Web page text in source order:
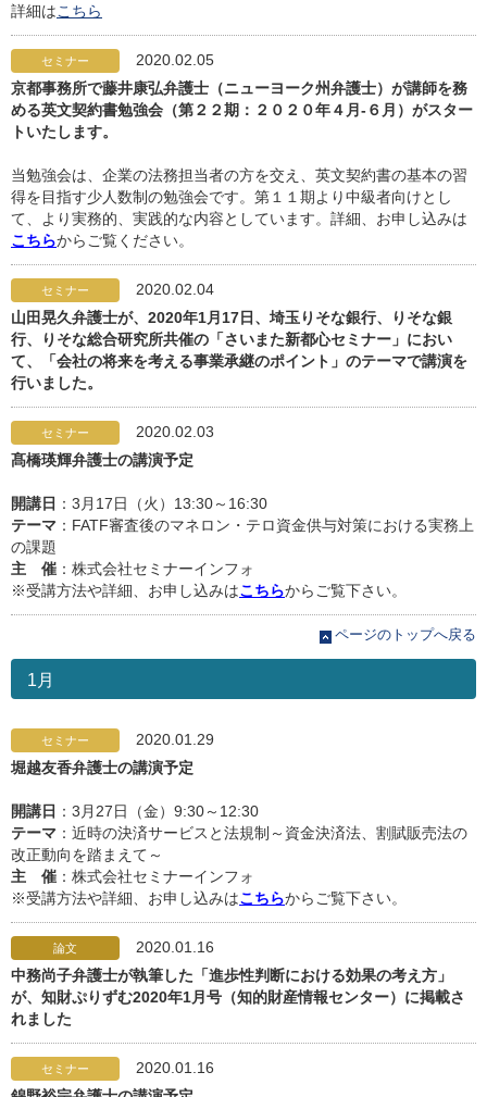
詳細はこちら
セミナー
2020.02.05
京都事務所で藤井康弘弁護士（ニューヨーク州弁護士）が講師を務
める英文契約書勉強会（第２２期：２０２０年４月-６月）がスター
トいたします。
当勉強会は、企業の法務担当者の方を交え、英文契約書の基本の習
得を目指す少人数制の勉強会です。第１１期より中級者向けとし
て、より実務的、実践的な内容としています。詳細、お申し込みは
こちらからご覧ください。
セミナー
2020.02.04
山田晃久弁護士が、2020年1月17日、埼玉りそな銀行、りそな銀
行、りそな総合研究所共催の「さいまた新都心セミナー」におい
て、「会社の将来を考える事業承継のポイント」のテーマで講演を
行いました。
セミナー
2020.02.03
髙橋瑛輝弁護士の講演予定
開講日 ：3月17日（火）13:30～16:30
テーマ ：FATF審査後のマネロン・テロ資金供与対策における実務上
の課題
主 催 ：株式会社セミナーインフォ
※受講方法や詳細、お申し込みはこちらからご覧下さい。
ページのトップへ戻る
1月
セミナー
2020.01.29
堀越友香弁護士の講演予定
開講日 ：3月27日（金）9:30～12:30
テーマ ：近時の決済サービスと法規制～資金決済法、割賦販売法の
改正動向を踏まえて～
主 催 ：株式会社セミナーインフォ
※受講方法や詳細、お申し込みはこちらからご覧下さい。
論文
2020.01.16
中務尚子弁護士が執筆した「進歩性判断における効果の考え方」
が、知財ぷりずむ2020年1月号（知的財産情報センター）に掲載さ
れました
セミナー
2020.01.16